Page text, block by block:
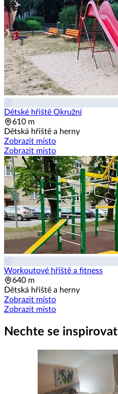
Dětské hřiště Okružní
610 m
Dětská hřiště a herny
Zobrazit místo
Zobrazit místo
Workoutové hřiště a fitness
640 m
Dětská hřiště a herny
Zobrazit místo
Zobrazit místo
Nechte se inspirovat